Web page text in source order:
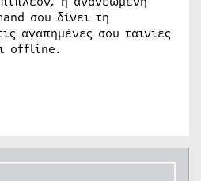
σου δίνει τη
αγαπημένες σου ταινίες
offline.